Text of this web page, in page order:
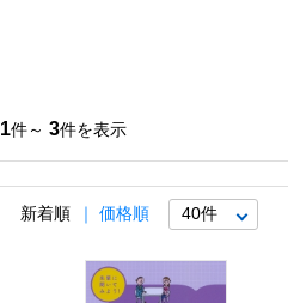
1件～ 3件を表示
新着順 価格順